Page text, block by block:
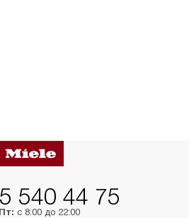
540 44 75
с 8:00 до 22:00